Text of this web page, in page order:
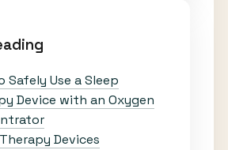
Safely Use a Sleep
Device with an Oxygen
Devices